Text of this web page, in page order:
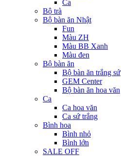
Ca
Bộ trà
Bộ bàn ăn Nhật
Fun
Màu ZH
Màu BB Xanh
Màu đen
Bộ bàn ăn
Bộ bàn ăn trắng sứ
GEM Center
Bộ bàn ăn hoa văn
Ca
Ca hoa văn
Ca sứ trắng
Bình hoa
Bình nhỏ
Bình lớn
SALE OFF